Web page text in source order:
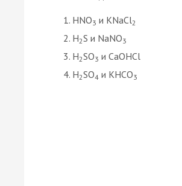
НNO3 и KNaCl2
H2S и NaNO3
Н2SO3 и CaOHCl
Н2SO4 и KHCO3